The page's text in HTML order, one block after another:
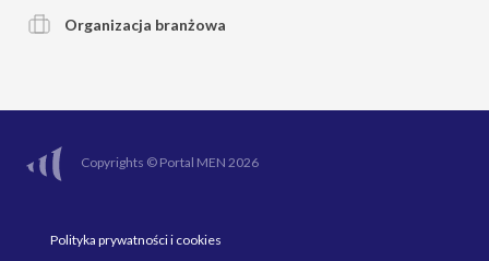
Organizacja branżowa
Copyrights © Portal MEN 2026
Polityka prywatności i cookies